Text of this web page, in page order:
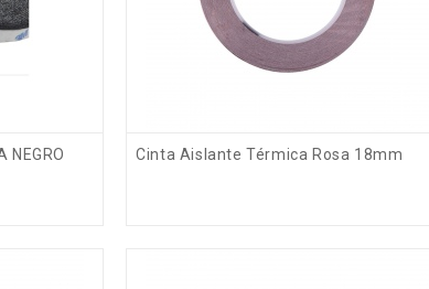
NEGRO
Cinta Aislante Térmica Rosa 18mm